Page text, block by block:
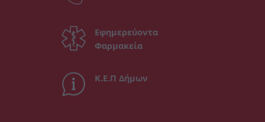
Εφημερεύοντα
Φαρμακεία
Κ.Ε.Π Δήμων